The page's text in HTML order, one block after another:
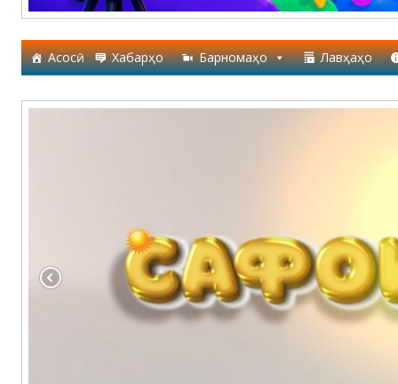
Асосӣ Хабарҳо Барномаҳо Лавҳаҳо